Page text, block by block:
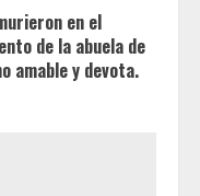
en el
de la abuela de
amable y devota.